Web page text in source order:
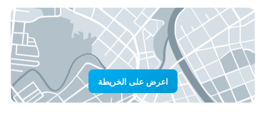
اعرض على الخريطة